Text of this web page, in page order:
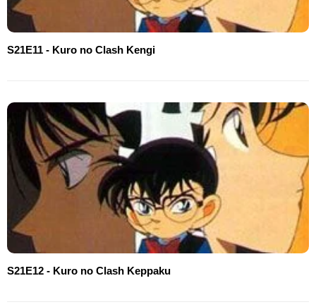
S21E11 - Kuro no Clash Kengi
S21E12 - Kuro no Clash Keppaku